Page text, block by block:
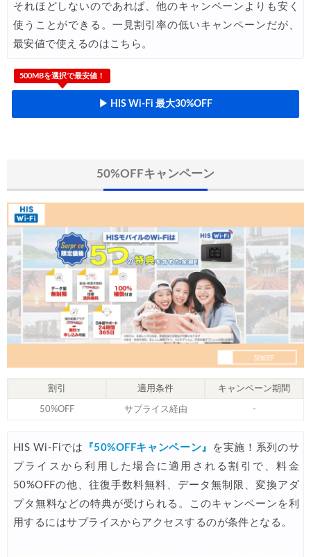
07/20 楽天トラベル) 海外ツアー 最大30,000円OFFクーポン
07/17 HIS) 海外旅行タイムセール(関西発)
07/16 Trip.com) 航空券 1,500円OFFクーポン
HIS) 海外航空券 2,000円OFFクーポン
07/10
07/10 楽天トラベル) 海外ツアー 最大30,000円OFFクーポン
07/08 HIS) 海外航空券タイムセール
07/07 HIS) 海外航空券 最大20,000円OFFクーポン
07/07 Trip.com) 航空券+ホテル 最大5,000円OFFクーポン
Trip.com) 海外航空券 最大3,000円OFFクーポン
Trip.com) 台湾旅 最大50%OFFセール
07/05 楽天トラベル) 海外ツアー 最大30,000円OFFクーポン
07/03 Trip.com) 海外航空券(セントレア発) 最大7,000円OFFクーポ
HIS) 超目玉ツアー(スーパーサマーセール)
それほどしないのであれば、他のキャンペーンよりも安く
使うことができる。一見割引率の低いキャンペーンだが、
最安値で使えるのはこちら。
500MBを選択で最安値！
▶ HIS Wi-Fi 最大30%OFF
50%OFFキャンペーン
割引 適用条件 キャンペーン期間
50%OFF サプライス経由 -
HIS Wi-Fiでは 『50%OFFキャンペーン』
を実施！系列のサ
プライスから利用した場合に適用される割引で、料金
50%OFFの他、往復手数料無料、データ無制限、変換アダ
プタ無料などの特典が受けられる。このキャンペーンを利
用するにはサプライスからアクセスするのが条件となる。